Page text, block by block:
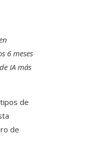
6 meses
IA más